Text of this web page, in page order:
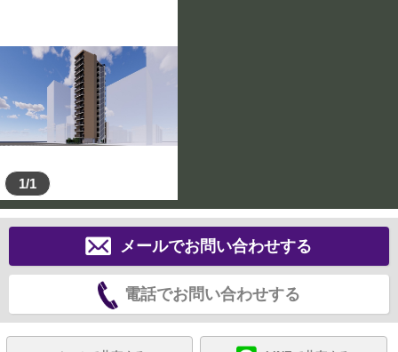
1/1
メールでお問い合わせする
電話でお問い合わせする